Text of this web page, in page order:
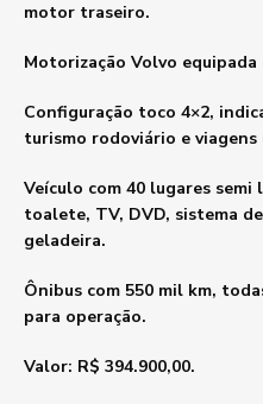
motor traseiro.
Motorização Volvo
Configuração toco 4×2,
turismo rodoviário e
Veículo com 40 lugares
toalete, TV, DVD, sistema
geladeira.
Ônibus com 550 mil km,
para operação.
Valor: R$ 394.900,00.